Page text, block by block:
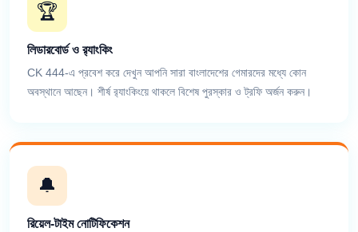
🏆
লিডারবোর্ড ও র‍্যাংকিং
CK 444-এ প্রবেশ করে দেখুন আপনি সারা বাংলাদেশের গেমারদের মধ্যে কোন
অবস্থানে আছেন। শীর্ষ র‍্যাংকিংয়ে থাকলে বিশেষ পুরস্কার ও ট্রফি অর্জন করুন।
🔔
রিয়েল-টাইম নোটিফিকেশন